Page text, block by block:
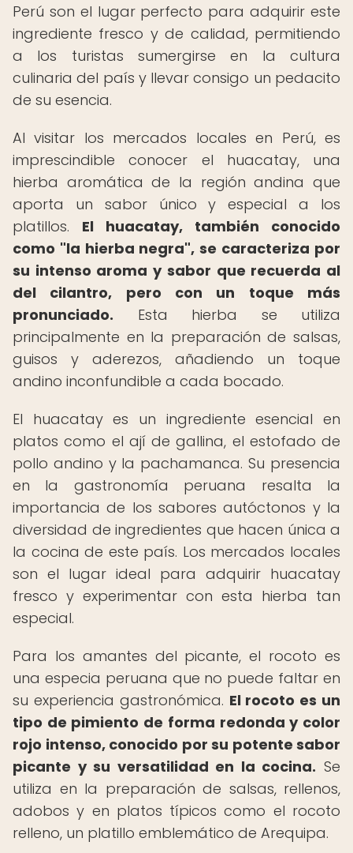
Perú son el lugar perfecto para adquirir este
ingrediente fresco y de calidad, permitiendo
a los turistas sumergirse en la cultura
culinaria del país y llevar consigo un pedacito
de su esencia.
Al visitar los mercados locales en Perú, es
imprescindible conocer el huacatay, una
hierba aromática de la región andina que
aporta un sabor único y especial a los
platillos. El huacatay, también conocido
como "la hierba negra", se caracteriza por
su intenso aroma y sabor que recuerda al
del cilantro, pero con un toque más
pronunciado. Esta hierba se utiliza
principalmente en la preparación de salsas,
guisos y aderezos, añadiendo un toque
andino inconfundible a cada bocado.
El huacatay es un ingrediente esencial en
platos como el ají de gallina, el estofado de
pollo andino y la pachamanca. Su presencia
en la gastronomía peruana resalta la
importancia de los sabores autóctonos y la
diversidad de ingredientes que hacen única a
la cocina de este país. Los mercados locales
son el lugar ideal para adquirir huacatay
fresco y experimentar con esta hierba tan
especial.
Para los amantes del picante, el rocoto es
una especia peruana que no puede faltar en
su experiencia gastronómica. El rocoto es un
tipo de pimiento de forma redonda y color
rojo intenso, conocido por su potente sabor
picante y su versatilidad en la cocina. Se
utiliza en la preparación de salsas, rellenos,
adobos y en platos típicos como el rocoto
relleno, un platillo emblemático de Arequipa.